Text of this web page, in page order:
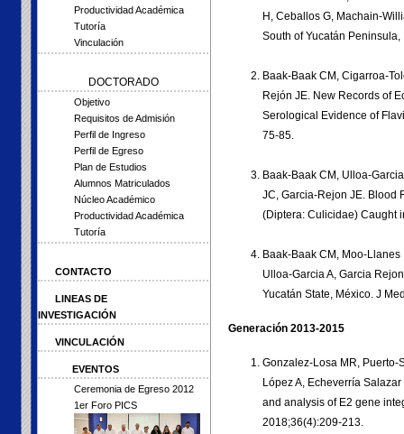
Productividad Académica
Tutoría
Vinculación
DOCTORADO
Objetivo
Requisitos de Admisión
Perfil de Ingreso
Perfil de Egreso
Plan de Estudios
Alumnos Matriculados
Núcleo Académico
Productividad Académica
Tutoría
CONTACTO
LINEAS DE
INVESTIGACIÓN
VINCULACIÓN
EVENTOS
Ceremonia de Egreso 2012
1er Foro PICS
H, Ceballos G, Machain-
South of Yucatán
Baak-Baak CM, Cigarroa-
Rejón JE. New Records of
Serological Evidence of
75-85.
Baak-Baak CM, Ulloa-
JC, Garcia-Rejon JE. Blood
(Diptera: Culicidae) Caught
Baak-Baak CM, Moo-
Ulloa-Garcia A, Garcia
Yucatán State, México. J
Generación 2013-2015
Gonzalez-Losa MR, Puerto-
López A, Echeverría
and analysis of E2 gene
2018;36(4):209-213.